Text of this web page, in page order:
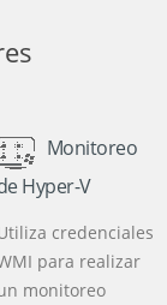
Monitoreo
Hyper-V
credenciales
para realizar
monitoreo